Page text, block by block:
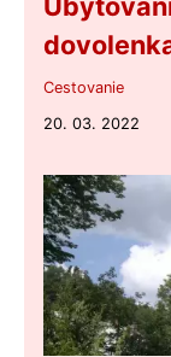
Cestovanie
20. 03. 2022